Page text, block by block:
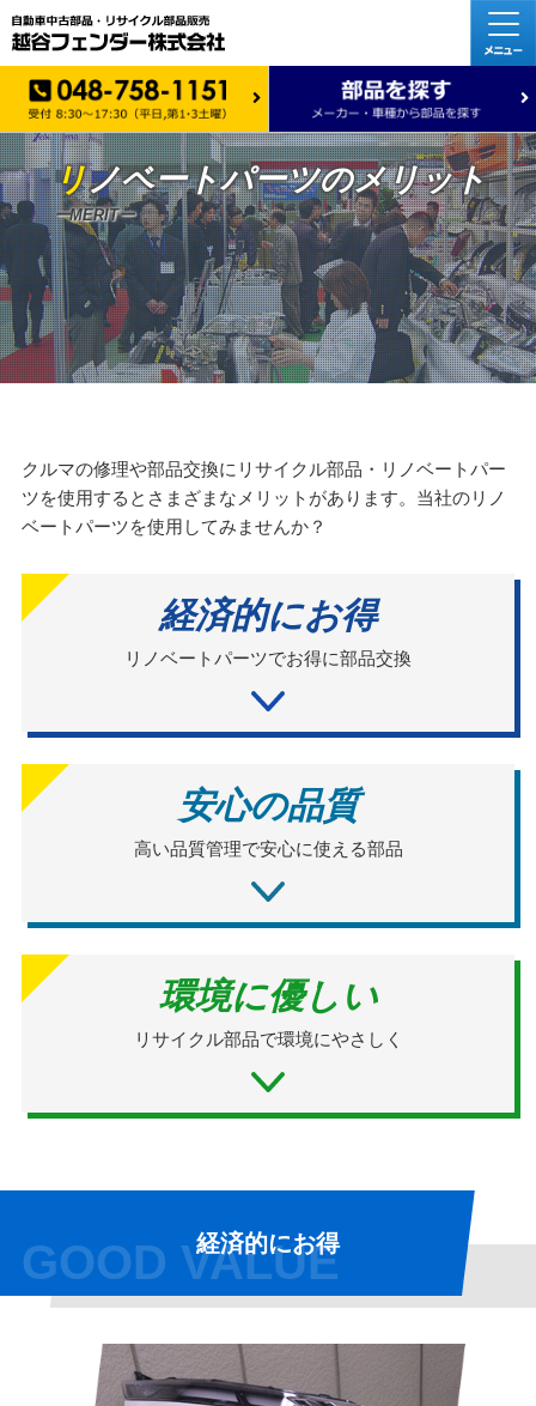
リノベートパーツのメリット
ーMERITー
クルマの修理や部品交換にリサイクル部品・リノベートパー
ツを使用するとさまざまなメリットがあります。当社のリノ
ベートパーツを使用してみませんか？
経済的にお得
リノベートパーツでお得に部品交換
安心の品質
高い品質管理で安心に使える部品
環境に優しい
リサイクル部品で環境にやさしく
経済的にお得
GOOD VALUE